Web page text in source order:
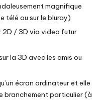
magnifique
télé ou sur le bluray)
2D / 3D via video futur
la 3D avec les amis ou
écran ordinateur et elle
branchement particulier (à